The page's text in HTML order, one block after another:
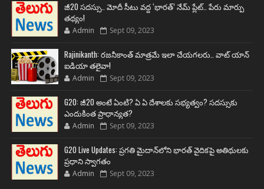
జీ20 సదస్సు.. మోదీ సీటు వద్ద ‘భారత్’ నేమ్ ప్లేట్‌.. పేరు మార్పు
తథ్యం!
Admin Sept 09, 2023
Rajinikanth: రజనీకాంత్ మాత్రమే ఇలా చేయగలరు.. వాట్ యాన్
ఐడియా తలైవా!
Admin Sept 09, 2023
G20: జీ20 అంటే ఏంటి? ఏ ఏ దేశాలకు సభ్యత్వం? సదస్సుకు
ఎందుకింత ప్రాధాన్యత?
Admin Sept 09, 2023
G20 Live Updates: ప్రగతి మైదాన్‌లోని భారత్ వైదికపై అతిథులకు
ప్రధాని స్వాగతం
Admin Sept 09, 2023